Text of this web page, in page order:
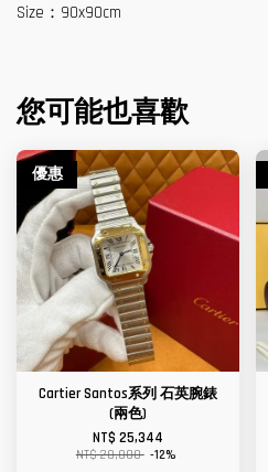
Size：90x90cm
您可能也喜歡
優惠
Cartier Santos系列 石英腕錶
(兩色)
NT$ 25,344
NT$ 28,800 -12%